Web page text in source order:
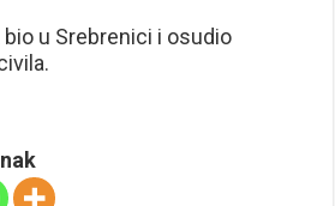
u Srebrenici i osudio